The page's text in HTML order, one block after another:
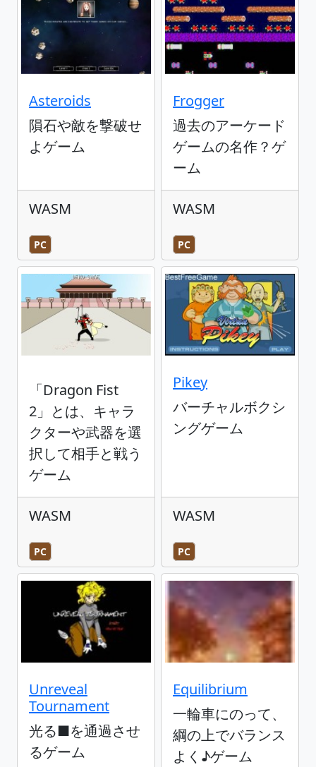
Asteroids
隕石や敵を撃破せ
よゲーム
WASM
PC
Frogger
過去のアーケード
ゲームの名作？ゲ
ーム
WASM
PC
「Dragon Fist
2」とは、キャラ
クターや武器を選
択して相手と戦う
ゲーム
WASM
PC
Pikey
バーチャルボクシ
ングゲーム
WASM
PC
Unreveal
Tournament
光る■を通過させ
るゲーム
Equilibrium
一輪車にのって、
綱の上でバランス
よく♪ゲーム